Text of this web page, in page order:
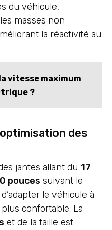
du véhicule,
masses non
la réactivité au
vitesse maximum
?
des
jantes allant du 17
pouces suivant le
le véhicule à
confortable. La
et de la taille est